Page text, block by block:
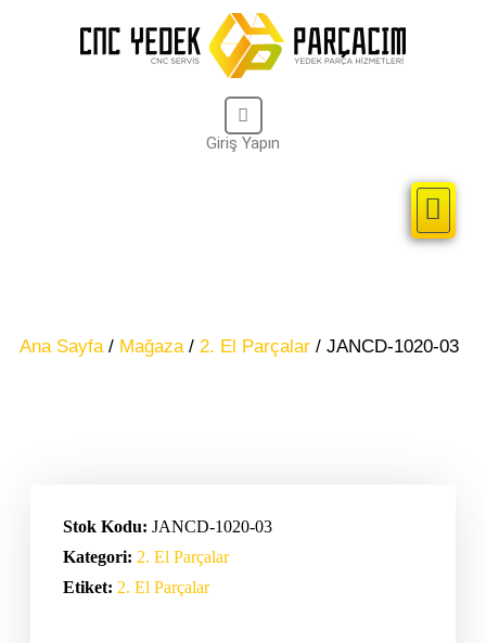
Giriş Yapın
Kullanıcı Adı veya Email Adresi
Ana Sayfa/ Mağaza/ 2. El Parçalar / JANCD-1020-03
Stok Kodu: JANCD-1020-03
Kategori: 2. El Parçalar
Etiket: 2. El Parçalar